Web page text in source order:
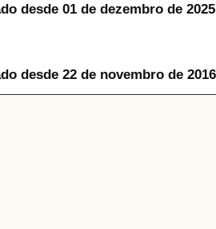
desde 01 de dezembro de
desde 22 de novembro de